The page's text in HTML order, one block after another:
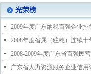
넷 2009年度广东纳税百强企业排
넷
넷
넷
뀹 光荣榜